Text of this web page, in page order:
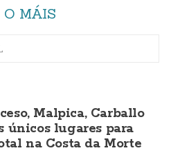
O MÁIS
Malpica, Carballo
únicos lugares para
na Costa da Morte